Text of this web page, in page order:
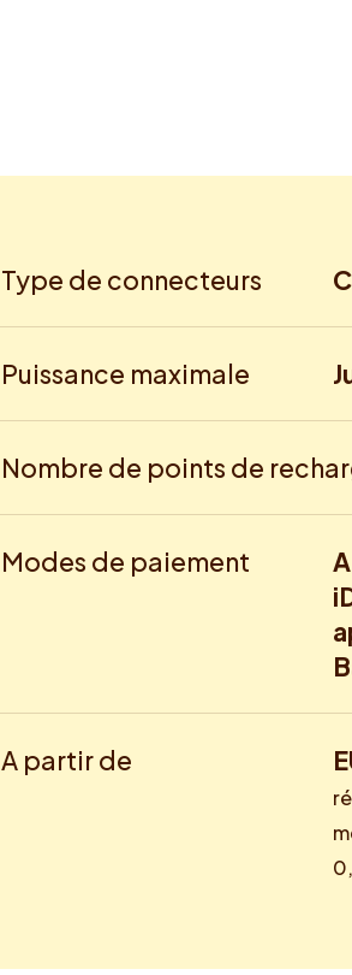
Type de connecteurs
Puissance maximale
Nombre de points de
Modes de paiement
A partir de